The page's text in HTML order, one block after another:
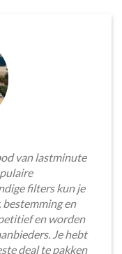
van lastminute
filters kun je
bestemming en
en worden
Je hebt
deal te pakken